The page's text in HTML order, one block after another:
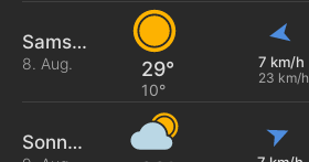
Samstag
8. Aug. 29°
10°
7 km/h
23 km/h
Sonntag